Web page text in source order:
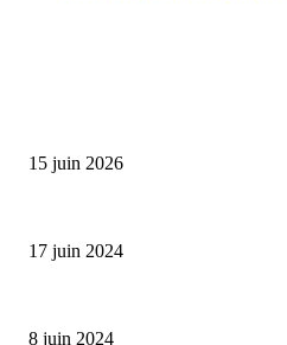
15 juin 2026
17 juin 2024
8 juin 2024